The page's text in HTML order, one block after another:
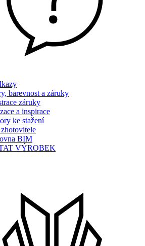
barevnost a záruky
záruky
a inspirace
ke stažení
BIM
VÝROBEK